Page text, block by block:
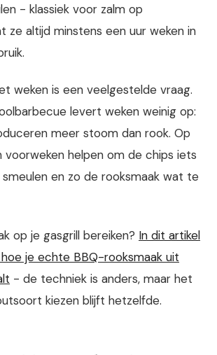
- klassiek voor zalm op
ze altijd minstens een uur weken in
weken is een veelgestelde vraag.
levert weken weinig op:
meer stoom dan rook. Op
voorweken helpen om de chips iets
en zo de rooksmaak wat te
op je gasgrill bereiken? In dit artikel
je echte BBQ-rooksmaak uit
- de techniek is anders, maar het
kiezen blijft hetzelfde.